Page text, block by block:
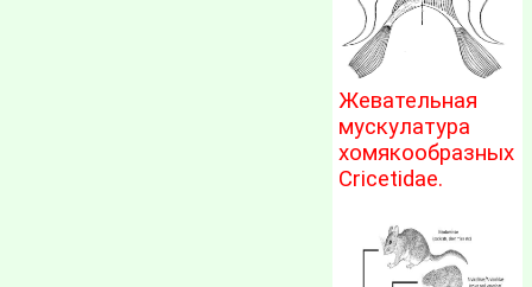
Жевательная
мускулатура
хомякообразных
Cricetidae.